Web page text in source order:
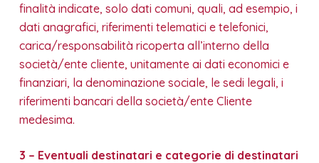
finalità indicate, solo dati comuni, quali, ad esempio, i
dati anagrafici, riferimenti telematici e telefonici,
carica/responsabilità ricoperta all’interno della
società/ente cliente, unitamente ai dati economici e
finanziari, la denominazione sociale, le sedi legali, i
riferimenti bancari della società/ente Cliente
medesima.
3 – Eventuali destinatari e categorie di destinatari